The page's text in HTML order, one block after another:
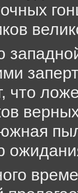
что